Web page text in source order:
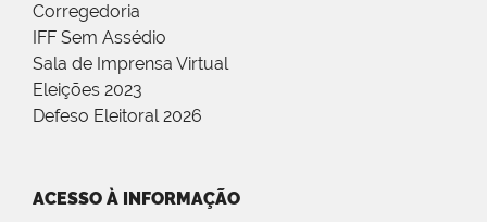
Corregedoria
IFF Sem Assédio
Sala de Imprensa Virtual
Eleições 2023
Defeso Eleitoral 2026
ACESSO À INFORMAÇÃO